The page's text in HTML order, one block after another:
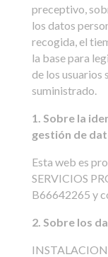
preceptivo,
los datos
recogida, el
la base para
de los usuarios
suministrado.
1. Sobre la
gestión de
Esta web es
SERVICIOS
B66642265 y
2. Sobre los